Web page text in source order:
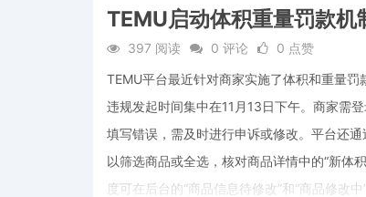
TEMU启动体积重量罚款
397 阅读 0 评论 0 点赞
TEMU平台最近针对商家实施了体积和重量
违规发起时间集中在11月13日下午。商家需
填写错误，需及时进行申诉或修改。平台还
以筛选商品或全选，核对商品详情中的“新体
度可在后台的“商品信息待修改”和“商品修改